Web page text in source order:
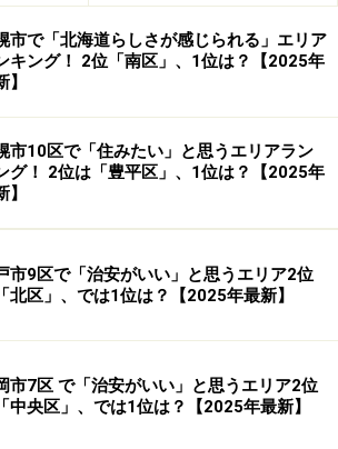
135票
。福岡市東部に位置するこのエリア
山笠」で有名な櫛田神社をはじめ、屋
屋台街、劇場やショップが集まるキ
など、数多くの人気スポットがありま
」を堪能できるスポットが多いこと
結び付いたようです。
岡といえば博多のイメージが強い」
県）、「中洲や櫛田神社など、博多の
40代女性／福岡県）、「博多駅周辺、
多、櫛田神社、博多町家ふるさと館な
るスポットが多いです」（50代男性
市で「北海道らしさが感じられる」エリア
キング！ 2位「南区」、1位は？【2025年
】
市10区で「住みたい」と思うエリアラン
グ！ 2位は「豊平区」、1位は？【2025年
】
市9区で「治安がいい」と思うエリア2位
北区」、では1位は？【2025年最新】
市7区 で「治安がいい」と思うエリア2位
中央区」、では1位は？【2025年最新】